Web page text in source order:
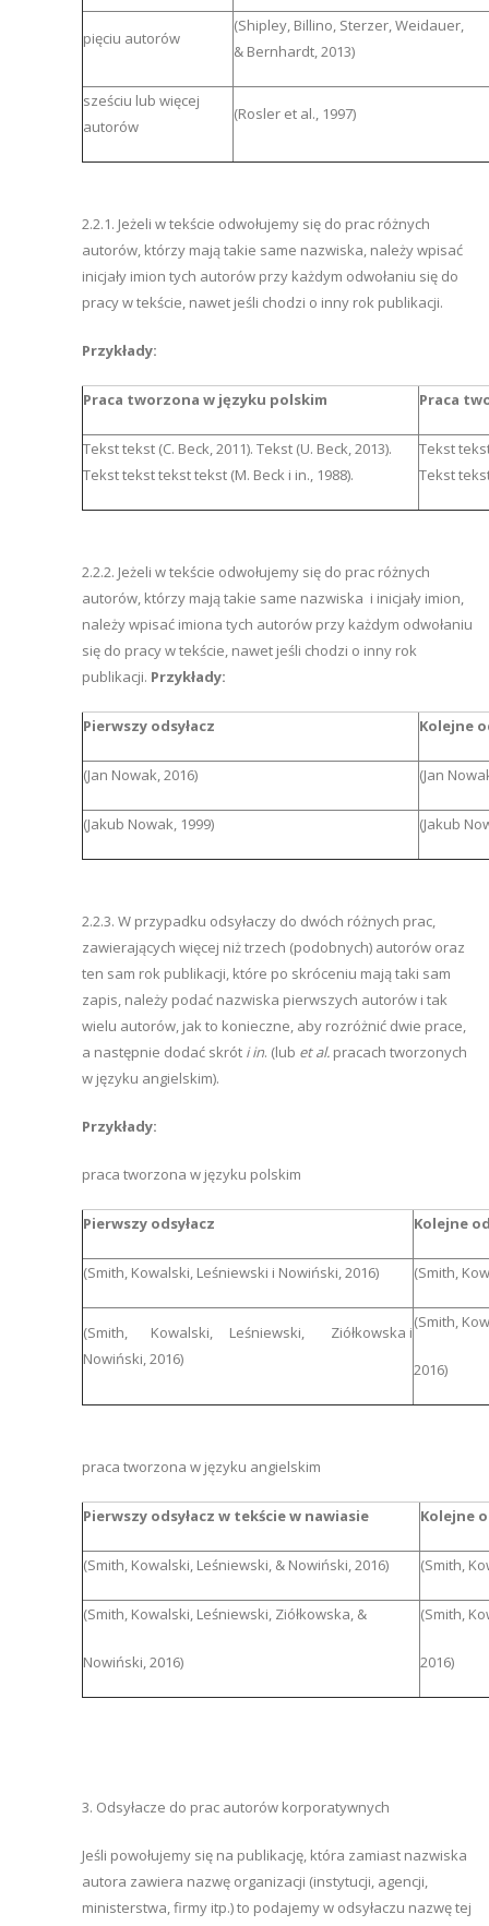
pięciu autorów
(Shipley, Billino, Sterzer, Weidauer,
& Bernhardt, 2013)
sześciu lub więcej
autorów
(Rosler et al., 1997)
2.2.1. Jeżeli w tekście odwołujemy się do prac różnych
autorów, którzy mają takie same nazwiska, należy wpisać
inicjały imion tych autorów przy każdym odwołaniu się do
pracy w tekście, nawet jeśli chodzi o inny rok publikacji.
Przykłady:
Praca tworzona w języku polskim Praca
Tekst tekst (C. Beck, 2011). Tekst (U. Beck, 2013).
Tekst tekst tekst tekst (M. Beck i in., 1988).
Tekst
Tekst
2.2.2. Jeżeli w tekście odwołujemy się do prac różnych
autorów, którzy mają takie same nazwiska i inicjały imion,
należy wpisać imiona tych autorów przy każdym odwołaniu
się do pracy w tekście, nawet jeśli chodzi o inny rok
publikacji. Przykłady:
Pierwszy odsyłacz Kolejne
(Jan Nowak, 2016) (Jan
(Jakub Nowak, 1999) (Jakub
2.2.3. W przypadku odsyłaczy do dwóch różnych prac,
zawierających więcej niż trzech (podobnych) autorów oraz
ten sam rok publikacji, które po skróceniu mają taki sam
zapis, należy podać nazwiska pierwszych autorów i tak
wielu autorów, jak to konieczne, aby rozróżnić dwie prace,
a następnie dodać skrót i in. (lub et al. pracach tworzonych
w języku angielskim).
Przykłady:
praca tworzona w języku polskim
Pierwszy odsyłacz Kolejne
(Smith, Kowalski, Leśniewski i Nowiński, 2016) (Smith,
(Smith, Kowalski, Leśniewski, Ziółkowska i
Nowiński, 2016)
(Smith,
2016)
praca tworzona w języku angielskim
Pierwszy odsyłacz w tekście w nawiasie Kolejne
(Smith, Kowalski, Leśniewski, & Nowiński, 2016) (Smith,
(Smith, Kowalski, Leśniewski, Ziółkowska, &
Nowiński, 2016)
(Smith,
2016)
3. Odsyłacze do prac autorów korporatywnych
Jeśli powołujemy się na publikację, która zamiast nazwiska
autora zawiera nazwę organizacji (instytucji, agencji,
ministerstwa, firmy itp.) to podajemy w odsyłaczu nazwę tej